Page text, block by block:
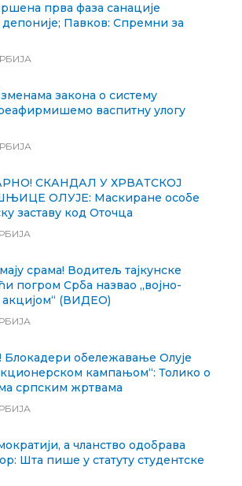
прва фаза санације
Павков: Спремни за
закона о систему
васпитну улогу
СКАНДАЛ У ХРВАТСКОЈ
ОЛУЈЕ: Маскиране особе
заставу код Оточца
срама! Водитељ тајкунске
погром Срба назвао „војно-
акцијом“ (ВИДЕО)
Блокадери обележавање Олује
кампањом“: Толико о
српским жртвама
а чланство одобрава
Шта пише у статуту студентске